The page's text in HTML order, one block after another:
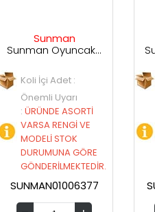
Sunman
Koli İçi Adet :
Önemli Uyarı
:ÜRÜNDE ASORTİ
VARSA RENGİ VE
MODELİ STOK
DURUMUNA GÖRE
GÖNDERİLMEKTEDİR.
SUNMAN00CH2129